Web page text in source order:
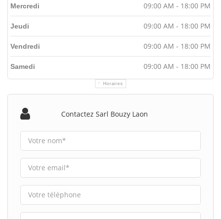
Horaires
Mercredi 09:00 AM - 18:00 PM
Jeudi 09:00 AM - 18:00 PM
Vendredi 09:00 AM - 18:00 PM
Samedi 09:00 AM - 18:00 PM
Contactez Sarl Bouzy Laon